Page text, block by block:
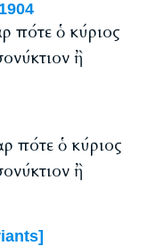
πότε ὁ κύριος
ἢ
πότε ὁ κύριος
ἢ